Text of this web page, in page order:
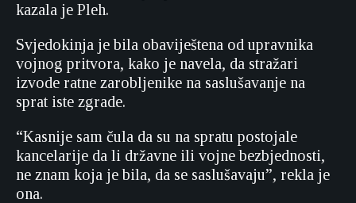
kazala je Pleh.
Svjedokinja je bila obaviještena od upravnika
vojnog pritvora, kako je navela, da stražari
izvode ratne zarobljenike na saslušavanje na
sprat iste zgrade.
“Kasnije sam čula da su na spratu postojale
kancelarije da li državne ili vojne bezbjednosti,
ne znam koja je bila, da se saslušavaju”, rekla je
ona.